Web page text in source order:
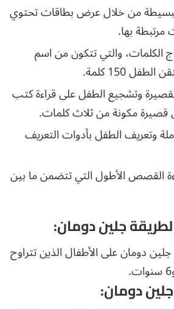
من خلال عرض بطاقات تحتوي
بها.
الكلمات، والتي تتكون من اسم
150 كلمة.
وتشجيع الطفل على قراءة كتب
مكونة من ثلاث كلمات.
وتعريف الطفل بأدوات التعريف
القصص الأطول التي تتضمن ما بين
جلين دومان:
دومان على الأطفال الذين تتراوح
دومان: